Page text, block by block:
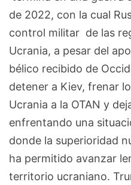
de 2022, con la cual
control militar de las
Ucrania, a pesar del
bélico recibido de
detener a Kiev, frenar
Ucrania a la OTAN y
enfrentando una
donde la superioridad
ha permitido avanzar
territorio ucraniano.